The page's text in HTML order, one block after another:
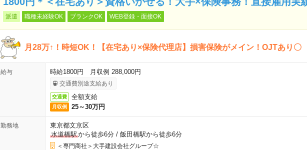
派遣 職種未経験OK ブランクOK WEB登録・面接OK
月28万↑！時短OK！【在宅あり×保険代理店】損害保険がメイン！OJTあり〇
給与 時給1800円 月収例 288,000円
交通費別途支給あり
交通費 全額支給
月収例 25～30万円
勤務地
東京都文京区
水道橋駅から徒歩6分/ 飯田橋駅から徒歩6分
＜専門商社＞大手建設会社グループ☆